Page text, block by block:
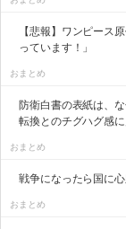
【悲報】ワンピース
っています！」
おまとめ
防衛白書の表紙は、
転換とのチグハグ感
おまとめ
戦争になったら国に
おまとめ